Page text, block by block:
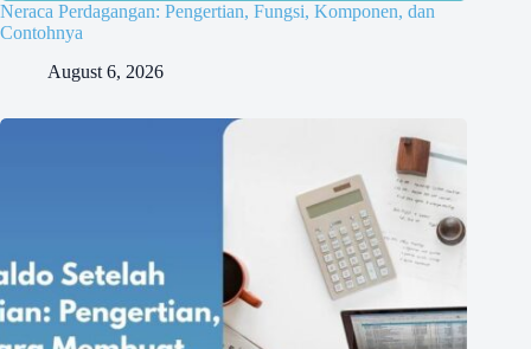
Neraca Perdagangan: Pengertian, Fungsi, Komponen, dan
Contohnya
August 6, 2026